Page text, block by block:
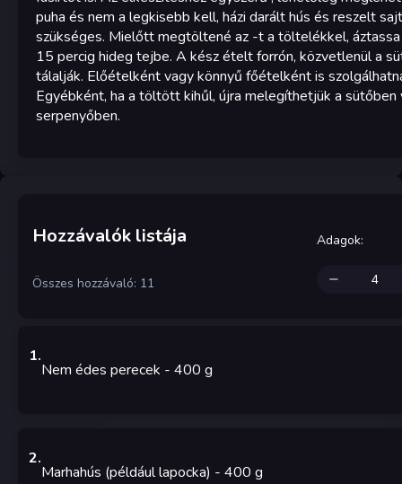
puha és nem a legkisebb kell, házi darált hús és reszelt sajt
szükséges. Mielőtt megtöltené az -t a töltelékkel,
15 percig hideg tejbe. A kész ételt forrón, közvetlenül a
tálalják. Előételként vagy könnyű főételként is
Egyébként, ha a töltött kihűl, újra melegíthetjük a sütőben
serpenyőben.
Hozzávalók listája
Összes hozzávaló: 11
Adagok:
1.
Nem édes perecek - 400 g
2.
Marhahús (például lapocka) - 400 g